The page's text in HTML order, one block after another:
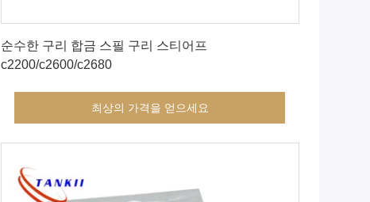
순수한 구리 합금 스필 구리 스티어프
c2200/c2600/c2680
최상의 가격을 얻으세요